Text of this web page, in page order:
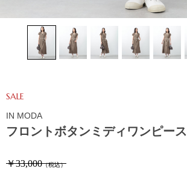
フロントボタンミディワンピース
SALE
￥33,000（税込）
IN MODA